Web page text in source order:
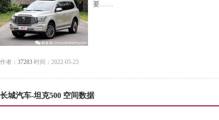
要……
作者： 37283 时间：2022-05-23
长城汽车-坦克500 空间数据